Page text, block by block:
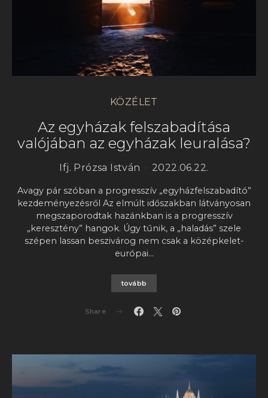
KÖZÉLET
Az egyházak felszabadítása
valójában az egyházak leuralása?
Ifj. Prózsa István 2022.06.22.
Avagy pár szóban a progresszív „egyházfelszabadító”
kezdeményezésről Az elmúlt időszakban látványosan
megszaporodtak hazánkban is a progresszív
„keresztény” hangok. Úgy tűnik, a „haladás” szele
szépen lassan beszivárog nem csak a középkelet-
európai…
tovább
Share